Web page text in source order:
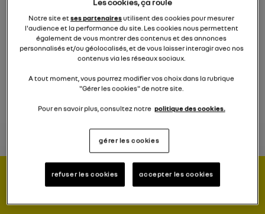
électrique
prime de stock conditionnelle déduite
DES RENSEIGNEMENTS POUR VOTRE FLOTTE ?
Notre site etses partenairesutilisent des cookies pour mesurer
l'audience et la performance du site. Les cookies nous permettent
également de vous montrer des contenus et des annonces
personnalisés et/ou géolocalisés, et de vous laisser interagir avec nos
contenus via les réseaux sociaux.
A tout moment, vous pourrez modifier vos choix dans la rubrique
"Gérer les cookies" de notre site.
Pour en savoir plus, consultez notre politique des cookies.
gérer les cookies
refuser les cookies accepter les cookies